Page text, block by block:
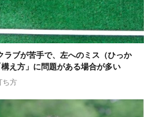
ラブが苦手で、左へのミス（ひっか
え方」に問題がある場合が多い
ち方